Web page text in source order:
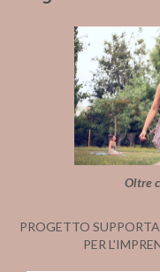
Oltre
PROGETTO
PER